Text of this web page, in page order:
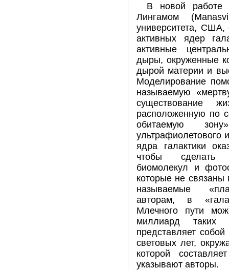
В новой работе
Лингамом
университета, США,
активных ядер
активные
дыры, окруженные
дырой материи и
Моделирование
называемую
существование
расположенную по
обитаемую
ультрафиолетового
ядра галактики
чтобы сделать
биомолекул и
которые не связаны
называемые
авторам, в
Млечного пути
миллиард таких
представляет
световых лет,
которой
указывают авторы.